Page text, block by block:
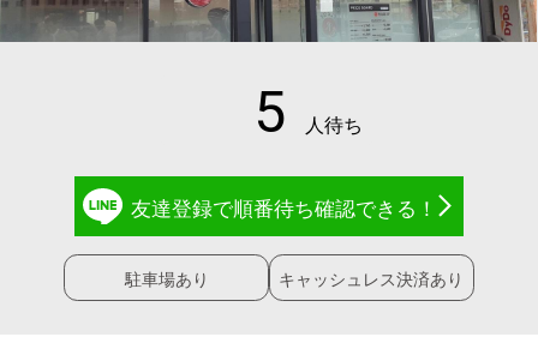
駐車場あり キャッシュレス決済あり
友達登録で順番待ち確認できる！